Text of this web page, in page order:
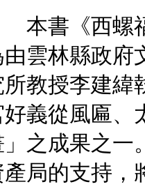
書《西螺福
由雲林縣政府
所教授李建緯
好義從風匾、
」之成果之一
產局的支持，